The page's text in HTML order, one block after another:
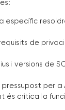
específic
requisits de
i versions de
per a
és crítica la